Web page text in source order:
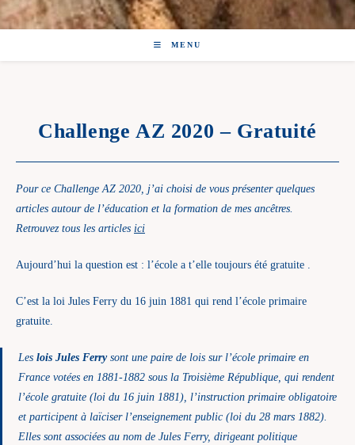
MENU
Challenge AZ 2020 – Gratuité
Pour ce Challenge AZ 2020, j’ai choisi de vous présenter quelques
articles autour de l’éducation et la formation de mes ancêtres.
Retrouvez tous les articles ici
Aujourd’hui la question est : l’école a t’elle toujours été gratuite .
C’est la loi Jules Ferry du 16 juin 1881 qui rend l’école primaire
gratuite.
Les lois Jules Ferrysont une paire de lois sur l’école primaire en
France votées en 1881-1882 sous la Troisième République, qui rendent
l’école gratuite (loi du 16 juin 1881), l’instruction primaire obligatoire
et participent à laïciser l’enseignement public (loi du 28 mars 1882).
Elles sont associées au nom de Jules Ferry, dirigeant politique